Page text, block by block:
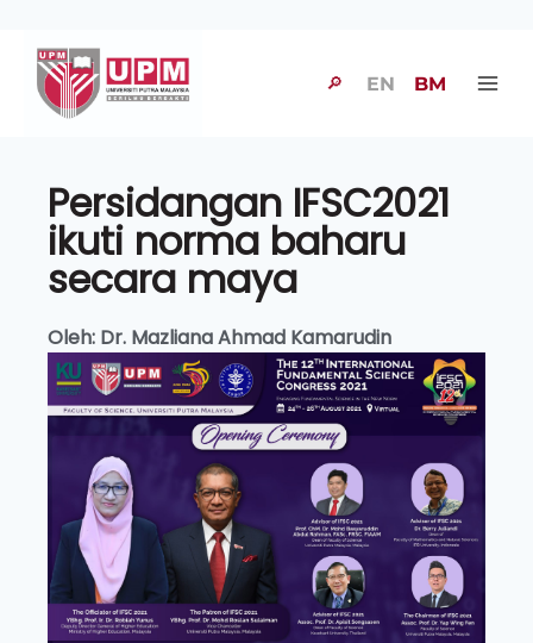
🔎 EN BM
Persidangan IFSC2021
ikuti norma baharu
secara maya
Oleh: Dr. Mazliana Ahmad Kamarudin